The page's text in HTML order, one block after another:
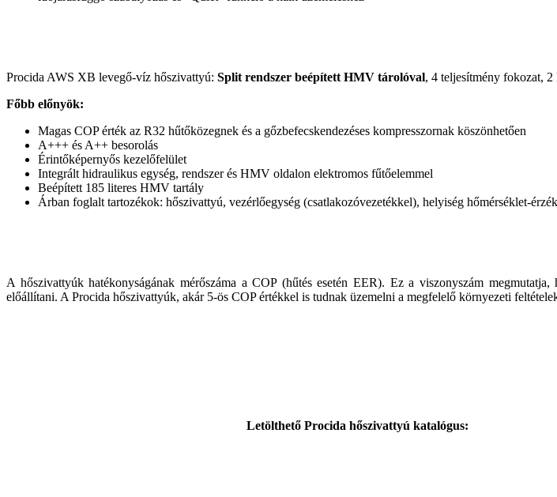
Procida AWS XB levegő-víz hőszivattyú: Split rendszer beépített HMV tárolóval, 4 teljesítmény fokozat,
Főbb előnyök:
Magas COP érték az R32 hűtőközegnek és a gőzbefecskendezéses kompresszornak köszönhetően
A+++ és A++ besorolás
Érintőképernyős kezelőfelület
Integrált hidraulikus egység, rendszer és HMV oldalon elektromos fűtőelemmel
Beépített 185 literes HMV tartály
Árban foglalt tartozékok: hőszivattyú, vezérlőegység (csatlakozóvezetékkel), helyiség hőmérséklet-
A hőszivattyúk hatékonyságának mérőszáma a COP (hűtés esetén EER). Ez a viszonyszám
előállítani. A Procida hőszivattyúk, akár 5-ös COP értékkel is tudnak üzemelni a megfelelő környezeti
Letölthető Procida hőszivattyú katalógus: